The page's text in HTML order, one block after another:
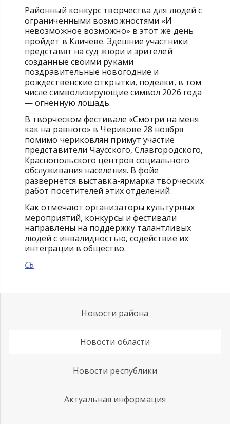
Районный конкурс творчества для людей с
ограниченными возможностями «И
невозможное возможно» в этот же день
пройдет в Кличеве. Здешние участники
представят на суд жюри и зрителей
созданные своими руками
поздравительные новогодние и
рождественские открытки, поделки, в том
числе символизирующие символ 2026 года
— огненную лошадь.
В творческом фестивале «Смотри на меня
как на равного» в Черикове 28 ноября
помимо чериковлян примут участие
представители Чаусского, Славгородского,
Краснопольского центров социального
обслуживания населения. В фойе
развернется выставка-ярмарка творческих
работ посетителей этих отделений.
Как отмечают организаторы культурных
мероприятий, конкурсы и фестивали
направлены на поддержку талантливых
людей с инвалидностью, содействие их
интеграции в общество.
СБ
Новости района
Новости области
Новости республики
Актуальная информация